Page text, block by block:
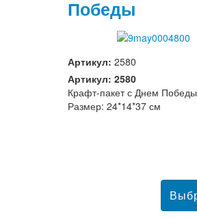
Победы
Артикул: 2580
Артикул: 2580
Крафт-пакет с Днем Победы
Размер: 24*14*37 см